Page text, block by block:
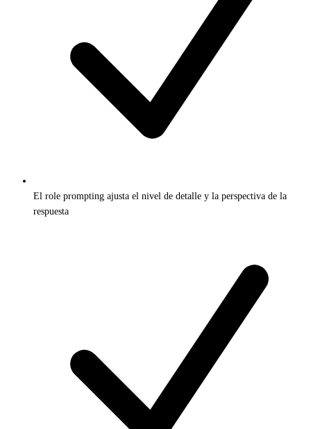
El role prompting ajusta el nivel de detalle y la perspectiva de la
respuesta